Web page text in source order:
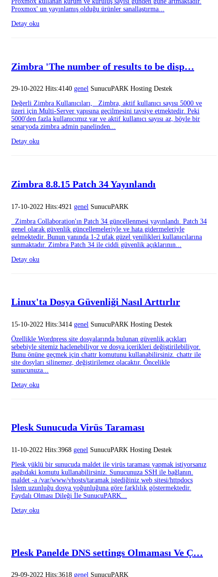
Proxmox' un yayınlamış olduğu ürünler sanallaştırma...
Detay oku
Zimbra 'The number of results to be disp…
29-10-2022 Hits:4140 genel SunucuPARK Hosting Destek
Değerli Zimbra Kullanıcıları, Zimbra, aktif kullanıcı sayısı 5000 ve
üzeri için Multi-Server yapısına geçilmesini tavsiye etmektedir. Peki
5000'den fazla kullanıcımız var ve aktif kullanıcı sayısı az, böyle bir
senaryoda zimbra admin panelinden...
Detay oku
Zimbra 8.8.15 Patch 34 Yayınlandı
17-10-2022 Hits:4921 genel SunucuPARK
Zimbra Collaboration'ın Patch 34 güncellenmesi yayınlandı. Patch 34
genel olarak güvenlik güncellemeleriyle ve hata gidermeleriyle
gelmektedir. Bunun yanında 1-2 ufak güzel yenilikleri kullanıcılarına
sunmaktadır. Zimbra Patch 34 ile ciddi güvenlik açıklarının...
Detay oku
Linux'ta Dosya Güvenliği Nasıl Arttırlır
15-10-2022 Hits:3414 genel SunucuPARK Hosting Destek
Özellikle Wordpress site dosyalarında bulunan güvenlik açıkları
sebebiyle sitemiz haclenebiliyor ve dosya içerikleri değiştirilebiliyor.
Bunu önüne geçmek için chattr komutunu kullanabilirsiniz. chattr ile
site dosyları silinemez, değiştirilemez olacaktır. Öncelikle
sunucunuza...
Detay oku
Plesk Sunucuda Virüs Taraması
11-10-2022 Hits:3968 genel SunucuPARK Hosting Destek
Plesk yüklü bir sunucuda maldet ile virüs taraması yapmak istiyorsanız
aşağıdaki komutu kullanabilirsiniz. Sunucunuza SSH ile bağlanın.
maldet -a /var/www/vhosts/taramak istediğiniz web sitesi/httpdocs
İşlem uzunluğu dosya yoğunluğuna göre farklılık göstermektedir.
Faydalı Olması Dileği İle SunucuPARK...
Detay oku
Plesk Panelde DNS settings Olmaması Ve Ç…
29-09-2022 Hits:3618 genel SunucuPARK